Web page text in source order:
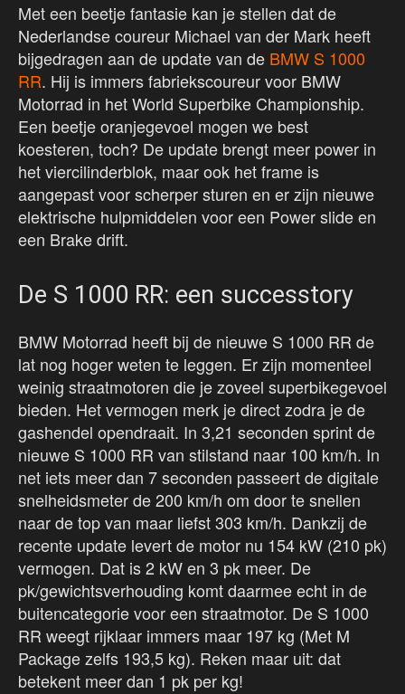
Met een beetje fantasie kan je stellen dat de
Nederlandse coureur Michael van der Mark heeft
bijgedragen aan de update van de BMW S 1000
RR. Hij is immers fabriekscoureur voor BMW
Motorrad in het World Superbike Championship.
Een beetje oranjegevoel mogen we best
koesteren, toch? De update brengt meer power in
het viercilinderblok, maar ook het frame is
aangepast voor scherper sturen en er zijn nieuwe
elektrische hulpmiddelen voor een Power slide en
een Brake drift.
De S 1000 RR: een successtory
BMW Motorrad heeft bij de nieuwe S 1000 RR de
lat nog hoger weten te leggen. Er zijn momenteel
weinig straatmotoren die je zoveel superbikegevoel
bieden. Het vermogen merk je direct zodra je de
gashendel opendraait. In 3,21 seconden sprint de
nieuwe S 1000 RR van stilstand naar 100 km/h. In
net iets meer dan 7 seconden passeert de digitale
snelheidsmeter de 200 km/h om door te snellen
naar de top van maar liefst 303 km/h. Dankzij de
recente update levert de motor nu 154 kW (210 pk)
vermogen. Dat is 2 kW en 3 pk meer. De
pk/gewichtsverhouding komt daarmee echt in de
buitencategorie voor een straatmotor. De S 1000
RR weegt rijklaar immers maar 197 kg (Met M
Package zelfs 193,5 kg). Reken maar uit: dat
betekent meer dan 1 pk per kg!